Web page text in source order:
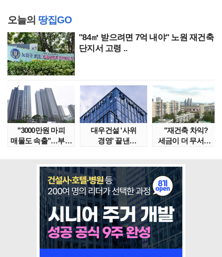
오늘의 땅집GO
"84㎡ 받으려면 7억 내야" 노원 재건축
단지서 고령 ..
"3000만원 마피
매물도 속출"…부산
대우건설 '사위
경영' 끝낸
"재건축 차익?
세금이 더 무서워"